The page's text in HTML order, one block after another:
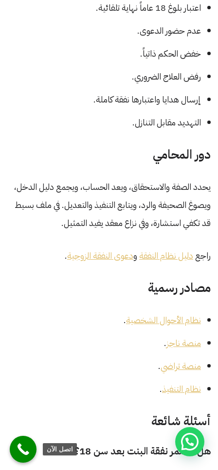
اعتبار بلوغ 18 عاماً نهاية تلقائية.
عدم حضور الدعوى.
خفض الحكم ذاتياً.
رفض العلاج الضروري.
إرسال هدايا واعتبارها نفقة كاملة.
التهديد مقابل التنازل.
دور المحامي
يحدد الصفة والاستحقاق، ويعد الحساب، ويجمع دليل الدخل،
ويصوغ الصحيفة والرد، ويتابع التنفيذ والتعديل. في ملف بسيط
قد تكفي استشارة، وفي نزاع معقد يفيد التمثيل.
راجع دليل نظام النفقة ودعوى النفقة الزوجية.
مصادر رسمية
نظام الأحوال الشخصية.
منصة ناجز.
منصة تراضي.
نظام التنفيذ.
أسئلة شائعة
هل تستمر نفقة البنت بعد سن 18؟ اتصل الآن